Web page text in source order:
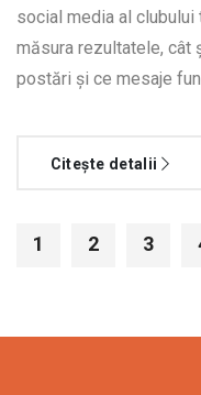
social media al
măsura rezultatele, cât
postări și ce mesaje
Citește detalii
1 2 3